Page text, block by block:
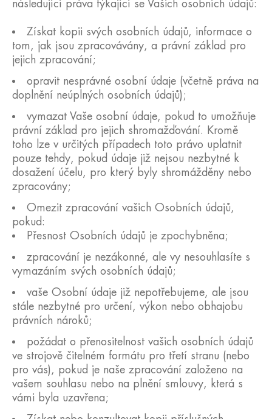
následující práva týkající se Vašich osobních údajů:
Získat kopii svých osobních údajů, informace o
tom, jak jsou zpracovávány, a právní základ pro
jejich zpracování;
opravit nesprávné osobní údaje (včetně práva na
doplnění neúplných osobních údajů);
vymazat Vaše osobní údaje, pokud to umožňuje
právní základ pro jejich shromažďování. Kromě
toho lze v určitých případech toto právo uplatnit
pouze tehdy, pokud údaje již nejsou nezbytné k
dosažení účelu, pro který byly shromážděny nebo
zpracovány;
Omezit zpracování vašich Osobních údajů,
pokud:
Přesnost Osobních údajů je zpochybněna;
zpracování je nezákonné, ale vy nesouhlasíte s
vymazáním svých osobních údajů;
vaše Osobní údaje již nepotřebujeme, ale jsou
stále nezbytné pro určení, výkon nebo obhajobu
právních nároků;
požádat o přenositelnost vašich osobních údajů
ve strojově čitelném formátu pro třetí stranu (nebo
pro vás), pokud je naše zpracování založeno na
vašem souhlasu nebo na plnění smlouvy, která s
vámi byla uzavřena;